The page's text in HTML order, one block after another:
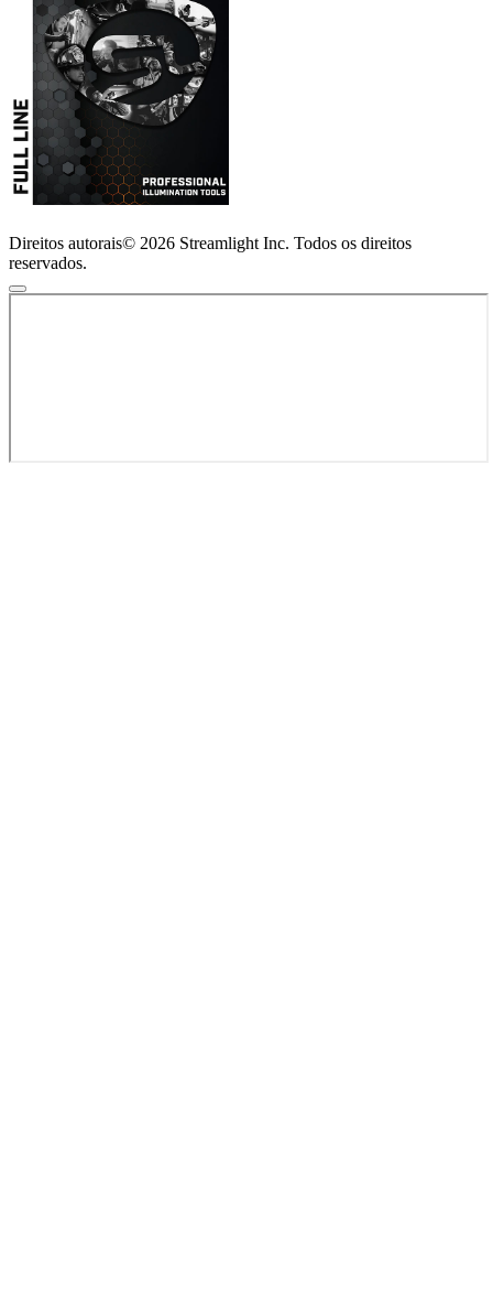
Direitos autorais© 2026 Streamlight Inc. Todos os direitos
reservados.